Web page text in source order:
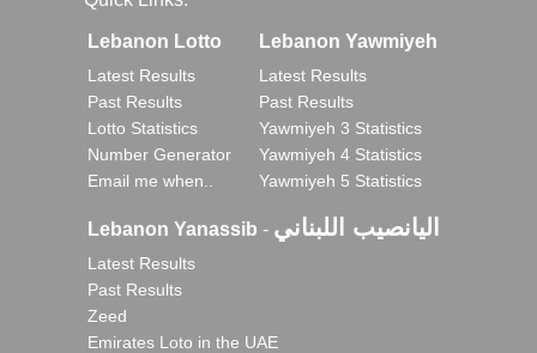
Lebanon Lotto
Latest Results
Past Results
Lotto Statistics
Number Generator
Email me when..
Lebanon Yawmiyeh
Latest Results
Past Results
Yawmiyeh 3 Statistics
Yawmiyeh 4 Statistics
Yawmiyeh 5 Statistics
Lebanon Yanassib - اليانصيب اللبناني
Latest Results
Past Results
Zeed
Emirates Loto in the UAE